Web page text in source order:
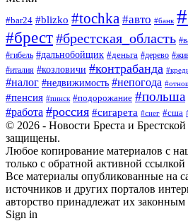
#bar24 #blizko #tochka #авто #банк
#брест#брестская_область
#гибель #дальнобойщик #деньга #дерево
#италия #козловичи #контрабанда
#налог #недвижимость #непогода
#пенсия #пинск #подорожание #польша
#работа #россия #сигарета #снег #сша
© 2026 - Новости Бреста и
защищены.
Любое копирование материалов с
только с обратной активной ссылкой
Все материалы опубликованные на
источников и других порталов
авторство принадлежат их законным
Sign in